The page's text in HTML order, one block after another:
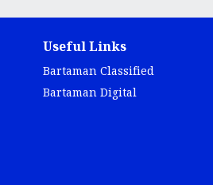
Useful Links
Bartaman Classified
Bartaman Digital